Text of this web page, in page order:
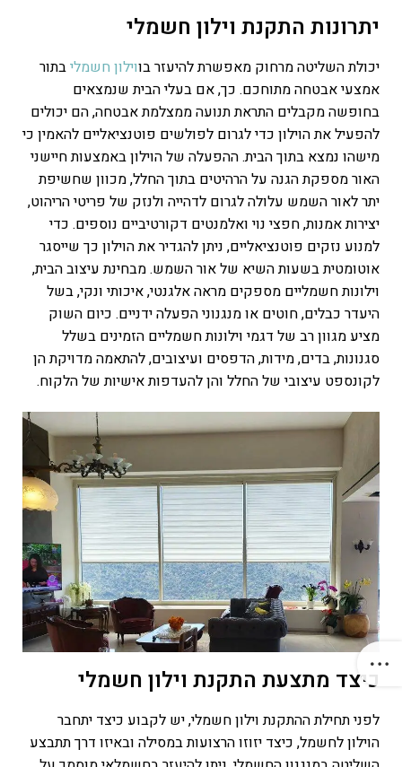
יתרונות התקנת וילון חשמלי
יכולת השליטה מרחוק מאפשרת להיעזר בווילון חשמליבתור
אמצעי אבטחה מתוחכם. כך, אם בעלי הבית שנמצאים
בחופשה מקבלים התראת תנועה ממצלמת אבטחה, הם יכולים
להפעיל את הוילון כדי לגרום לפולשים פוטנציאליים להאמין כי
מישהו נמצא בתוך הבית.ההפעלה של הוילון באמצעות חיישני
האור מספקת הגנה על הרהיטים בתוך החלל, מכוון שחשיפת
יתר לאור השמש עלולה לגרום לדהייה ולנזק של פריטי הריהוט,
יצירות אמנות, חפצי נוי ואלמנטים דקורטיביים נוספים. כדי
למנוע נזקים פוטנציאליים, ניתן להגדיר את הוילון כך שייסגר
אוטומטית בשעות השיא של אור השמש.מבחינת עיצוב הבית,
וילונות חשמליים מספקים מראה אלגנטי, איכותי ונקי, בשל
היעדר כבלים, חוטים או מנגנוני הפעלה ידניים. כיום השוק
מציע מגוון רב של דגמי וילונות חשמליים הזמינים בשלל
סגנונות, בדים, מידות, הדפסים ועיצובים, להתאמה מדויקת הן
לקונספט עיצובי של החלל והן להעדפות אישיות של הלקוח.
כיצד מתצעת התקנת וילון חשמלי
לפני תחילת ההתקנת וילון חשמלי, יש לקבוע כיצד יתחבר
הוילון לחשמל, כיצד יזוזו הרצועות במסילה ובאיזו דרך תתבצע